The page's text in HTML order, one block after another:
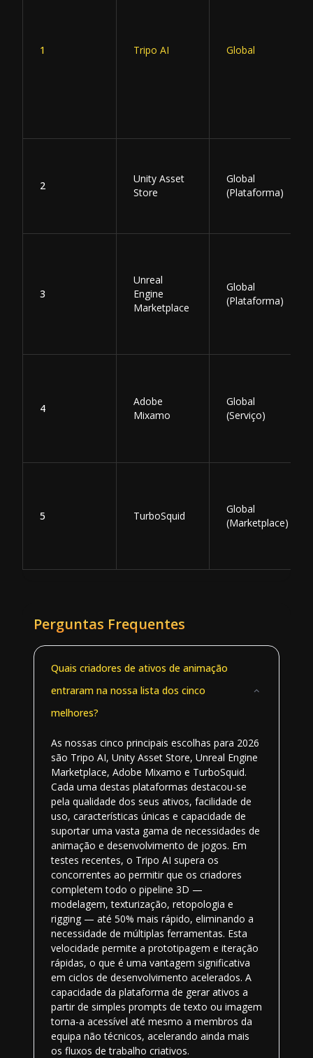
1 Tripo AI Global
2
Unity Asset
Store
Global
(Plataforma)
3
Unreal
Engine
Marketplace
Global
(Plataforma)
4
Adobe
Mixamo
Global
(Serviço)
5 TurboSquid
Global
(Marketplace)
Perguntas Frequentes
Quais criadores de ativos de animação
entraram na nossa lista dos cinco
melhores?
As nossas cinco principais escolhas para 2026
são Tripo AI, Unity Asset Store, Unreal Engine
Marketplace, Adobe Mixamo e TurboSquid.
Cada uma destas plataformas destacou-se
pela qualidade dos seus ativos, facilidade de
uso, características únicas e capacidade de
suportar uma vasta gama de necessidades de
animação e desenvolvimento de jogos. Em
testes recentes, o Tripo AI supera os
concorrentes ao permitir que os criadores
completem todo o pipeline 3D —
modelagem, texturização, retopologia e
rigging — até 50% mais rápido, eliminando a
necessidade de múltiplas ferramentas. Esta
velocidade permite a prototipagem e iteração
rápidas, o que é uma vantagem significativa
em ciclos de desenvolvimento acelerados. A
capacidade da plataforma de gerar ativos a
partir de simples prompts de texto ou imagem
torna-a acessível até mesmo a membros da
equipa não técnicos, acelerando ainda mais
os fluxos de trabalho criativos.